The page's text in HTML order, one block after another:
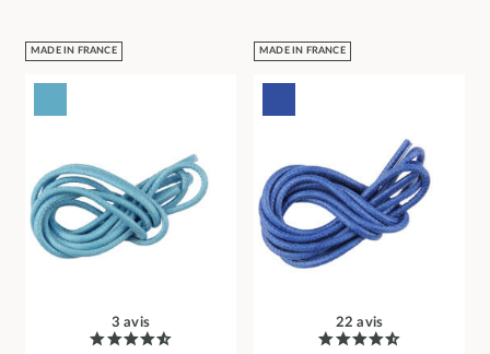
MADE IN FRANCE
3 avis
MADE IN FRANCE
22 avis